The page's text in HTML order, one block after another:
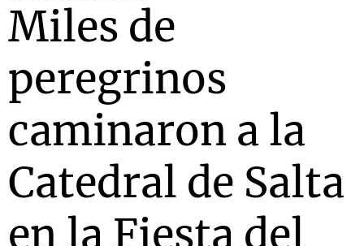
Miles de
peregrinos
caminaron a la
Catedral de Salta
en la Fiesta del